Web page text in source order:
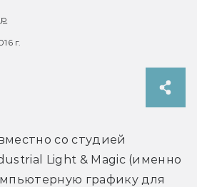
г.
со студией
Light & Magic (именно
графику для